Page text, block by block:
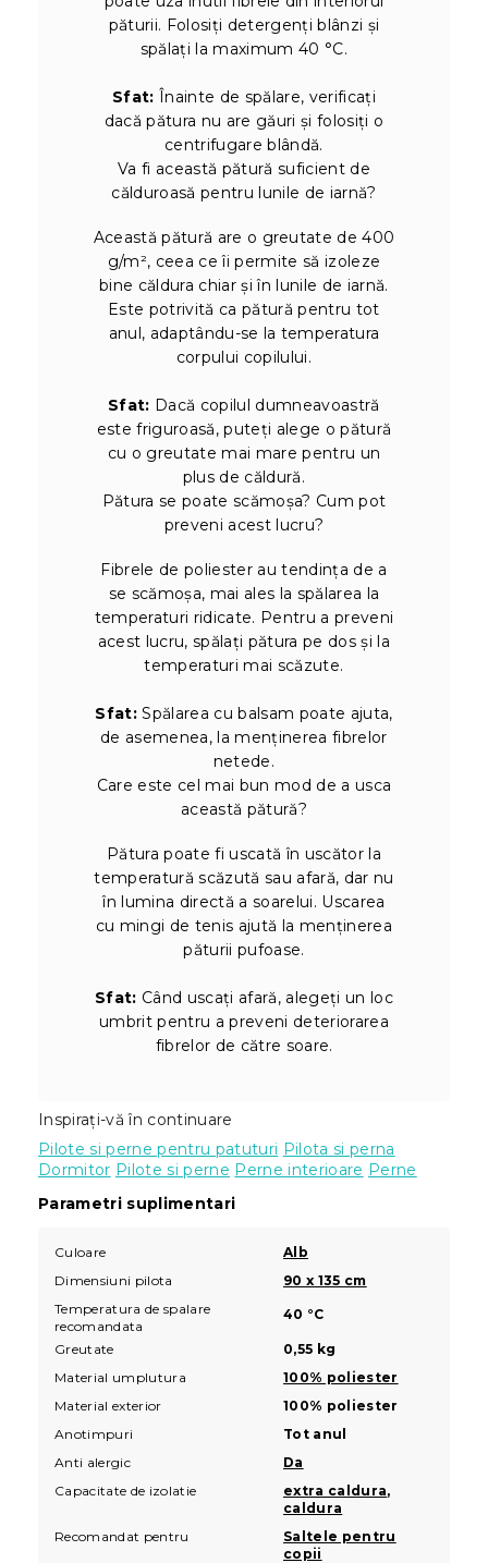
păturii. Folosiți detergenți blânzi și
spălați la maximum 40 °C.
Sfat: Înainte de spălare, verificați
dacă pătura nu are găuri și folosiți o
centrifugare blândă.
Va fi această pătură suficient de
călduroasă pentru lunile de iarnă?
Această pătură are o greutate de 400
g/m², ceea ce îi permite să izoleze
bine căldura chiar și în lunile de iarnă.
Este potrivită ca pătură pentru tot
anul, adaptându-se la temperatura
corpului copilului.
Sfat: Dacă copilul dumneavoastră
este friguroasă, puteți alege o pătură
cu o greutate mai mare pentru un
plus de căldură.
Pătura se poate scămoșa? Cum pot
preveni acest lucru?
Fibrele de poliester au tendința de a
se scămoșa, mai ales la spălarea la
temperaturi ridicate. Pentru a preveni
acest lucru, spălați pătura pe dos și la
temperaturi mai scăzute.
Sfat: Spălarea cu balsam poate ajuta,
de asemenea, la menținerea fibrelor
netede.
Care este cel mai bun mod de a usca
această pătură?
Pătura poate fi uscată în uscător la
temperatură scăzută sau afară, dar nu
în lumina directă a soarelui. Uscarea
cu mingi de tenis ajută la menținerea
păturii pufoase.
Sfat: Când uscați afară, alegeți un loc
umbrit pentru a preveni deteriorarea
fibrelor de către soare.
Inspirați-vă în continuare
Pilote si perne pentru patuturi Pilota si perna
Dormitor Pilote si perne Perne interioare Perne
Parametri suplimentari
Culoare
Alb
Dimensiuni pilota
90 x 135 cm
Temperatura de spalare
recomandata
40 °C
Greutate
0,55 kg
Material umplutura
100% poliester
Material exterior
100% poliester
Anotimpuri
Tot anul
Anti alergic
Da
Capacitate de izolatie
extra caldura,
caldura
Recomandat pentru
Saltele pentru
copii